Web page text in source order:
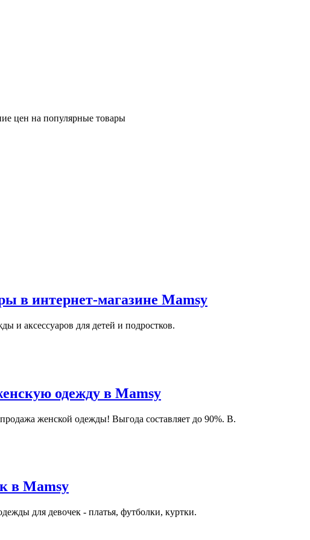
цен на популярные товары
в интернет-магазине Mamsy
и аксессуаров для детей и подростков.
одежду в Mamsy
женской одежды! Выгода составляет до 90%. В.
в Mamsy
для девочек - платья, футболки, куртки.